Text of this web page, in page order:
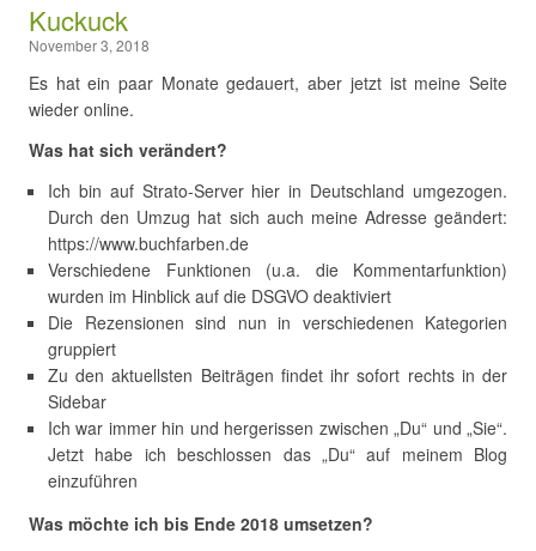
Kuckuck
November 3, 2018
Es hat ein paar Monate gedauert, aber jetzt ist meine Seite
wieder online.
Was hat sich verändert?
Ich bin auf Strato-Server hier in Deutschland umgezogen.
Durch den Umzug hat sich auch meine Adresse geändert:
https://www.buchfarben.de
Verschiedene Funktionen (u.a. die Kommentarfunktion)
wurden im Hinblick auf die DSGVO deaktiviert
Die Rezensionen sind nun in verschiedenen Kategorien
gruppiert
Zu den aktuellsten Beiträgen findet ihr sofort rechts in der
Sidebar
Ich war immer hin und hergerissen zwischen „Du“ und „Sie“.
Jetzt habe ich beschlossen das „Du“ auf meinem Blog
einzuführen
Was möchte ich bis Ende 2018 umsetzen?